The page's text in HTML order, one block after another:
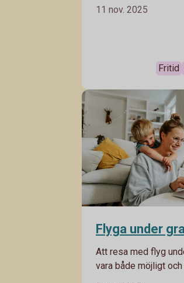
med försenade flyg
fall löser det sig
det påverka hela
veta vilka rättigheter
sorts ersättning du
förlorat bagage.
11 nov. 2025
Fritid
Flyga under
Att resa med flyg
vara både möjligt och
förberedelser. Här